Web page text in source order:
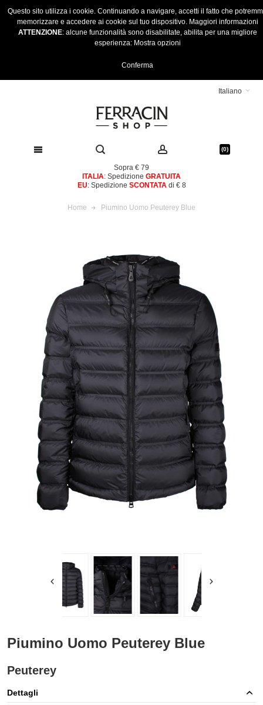
Questo sito utilizza i cookie. Continuando a navigare, accetti il fatto che
memorizzare e accedere ai cookie sul tuo dispositivo. Maggiori informazioni
ATTENZIONE: alcune funzionalità sono disabilitate, abilita per una migliore
esperienza: Mostra opzioni
Conferma
Italiano
(0)
Sopra € 79
ITALIA: Spedizione GRATUITA
EU: Spedizione SCONTATAdi € 8
Home Piumino Uomo Peuterey Blue
Piumino Uomo Peuterey Blue
Peuterey
Dettagli